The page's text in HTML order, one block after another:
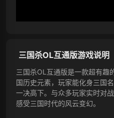
三国杀OL互通版游戏说明
三国杀OL互通版是一款超有趣
国历史元素，玩家能化身三国
一决高下。与众多玩家实时对
感受三国时代的风云变幻。